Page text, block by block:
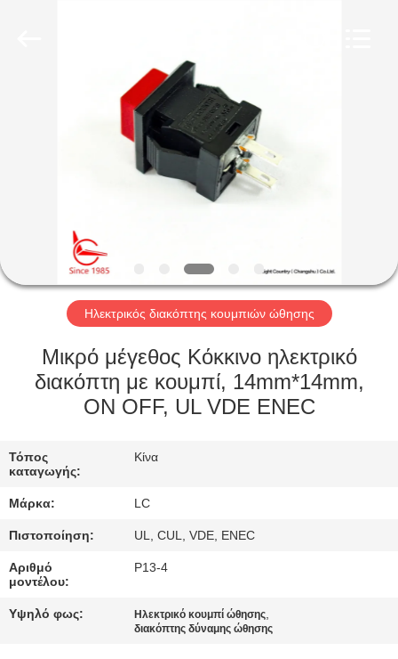
ΠΡΟΪΌΝΤΑ
ΕΜΦΆΝΙΣΗ
VR
ΠΕΡΊΠΟΥ
ΕΜΕΊΣ
ΕΡΓΟΣΤΑΣΊΩΝ
ΠΟΙΟΤΙΚΌΣ
ΈΛΕΓΧΟΣ
ΜΑΣ
Ηλεκτρικός διακόπτης κουμπιών ώθησης
Μικρό μέγεθος Κόκκινο ηλεκτρικό
διακόπτη με κουμπί, 14mm*14mm,
ON OFF, UL VDE ENEC
Τόπος
καταγωγής:
Κίνα
Μάρκα: LC
Πιστοποίηση: UL, CUL, VDE, ENEC
Αριθμό
μοντέλου:
P13-4
Υψηλό φως: Ηλεκτρικό κουμπί ώθησης,
διακόπτης δύναμης ώθησης